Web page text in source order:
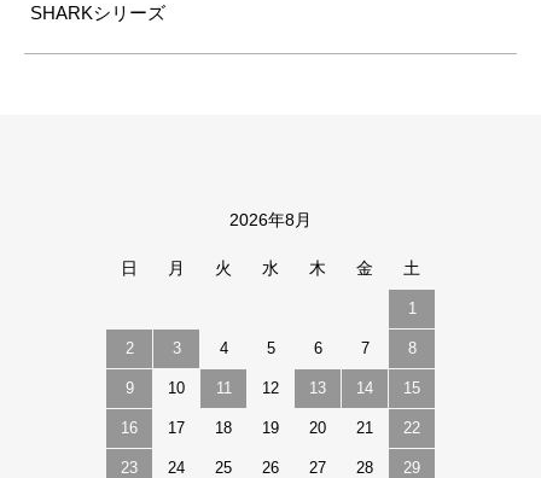
SHARKシリーズ
2026年8月
日 月 火 水 木 金 土
1
2 3 4 5 6 7 8
9 10 11 12 13 14 15
16 17 18 19 20 21 22
23 24 25 26 27 28 29